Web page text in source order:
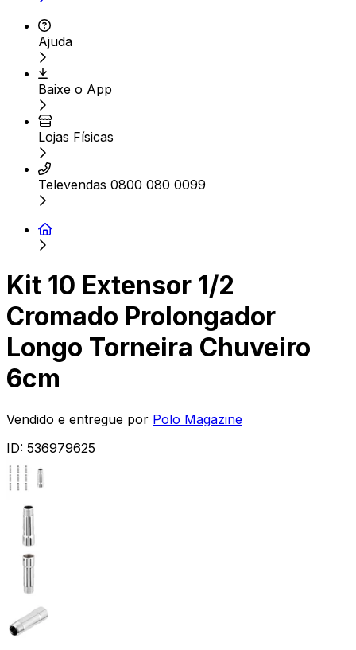
Ajuda
Baixe o App
Lojas Físicas
Televendas 0800 080 0099
Kit 10 Extensor 1/2
Cromado Prolongador
Longo Torneira Chuveiro
6cm
Vendido e entregue por Polo Magazine
ID: 536979625